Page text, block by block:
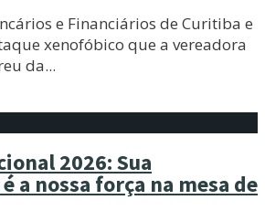
e Financiários de Curitiba e
xenofóbico que a vereadora
da...
2026: Sua
a nossa força na mesa de